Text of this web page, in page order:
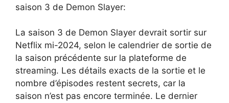
saison 3 de Demon Slayer:
La saison 3 de Demon Slayer devrait sortir sur
Netflix mi-2024, selon le calendrier de sortie de
la saison précédente sur la plateforme de
streaming. Les détails exacts de la sortie et le
nombre d’épisodes restent secrets, car la
saison n’est pas encore terminée. Le dernier